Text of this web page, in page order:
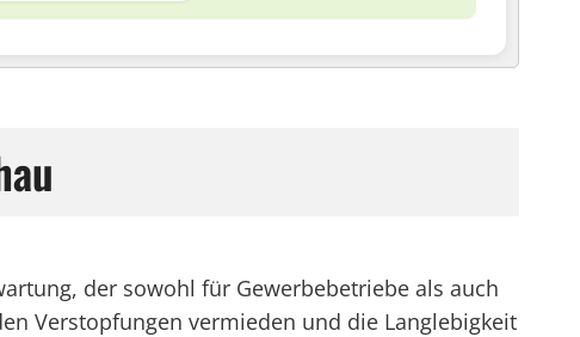
der sowohl für Gewerbebetriebe als auch
Verstopfungen vermieden und die Langlebigkeit